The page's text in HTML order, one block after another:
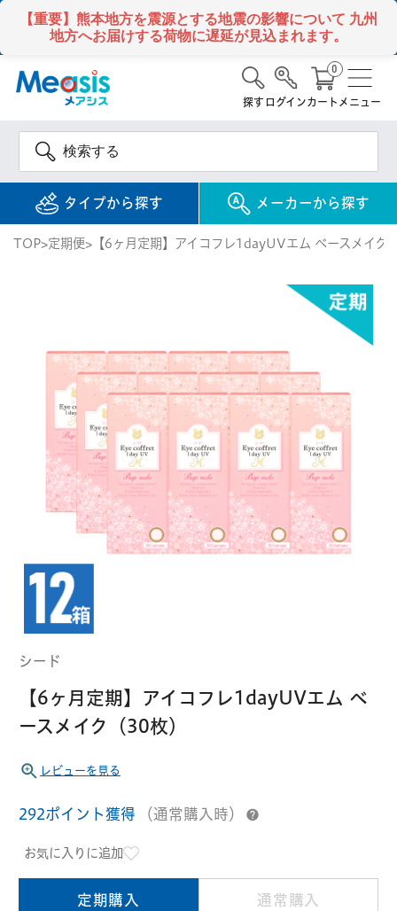
【重要】熊本地方を震源とする地震の影響について 九州
地方へお届けする荷物に遅延が見込まれます。
タイプから探す メーカーから探す
探す ログインカート
0
メニュー
2WEEK / 2週間 使い捨て
1MONTH / 1ヶ月 使い捨て
乱視用コンタクトレンズ
遠近両用コンタクトレンズ
カラーコンタクトレンズ
ハード
ソフト
ケア用品
ン
クーパービジョン ボシュロム
日本アルコン シード
アイミー
オフテクス
検 索
INFORMATION
MYコンタクト（らくらく再購入）
はじめての方へ
おトク定期便
Myクーポン
ご利用案内
TOP 定期便 【6ヶ月定期】アイコフレ1dayUVエム ベースメイク
シード
【6ヶ月定期】アイコフレ1dayUVエム ベ
ースメイク（30枚）
レビューを見る
292ポイント獲得 （通常購入時）
お気に入りに追加
定期購入 通常購入